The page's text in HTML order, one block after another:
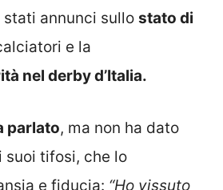
annunci sullo stato di
e la
nel derby d’Italia.
parlato, ma non ha dato
suoi tifosi, che lo
e fiducia: “Ho vissuto